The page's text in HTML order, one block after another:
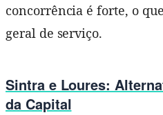
concorrência é forte, o
geral de serviço.
Sintra e Loures:
da Capital